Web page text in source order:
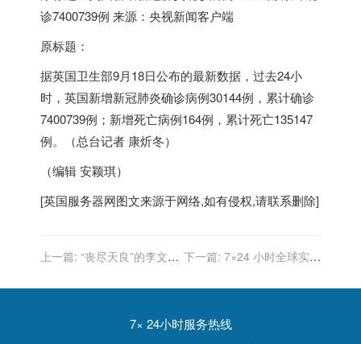
诊7400739例 来源：央视新闻客户端
原标题：
据英国卫生部9月18日公布的最新数据，过去24小
时， 英国新增新冠肺炎确诊病例30144例，累计确诊
7400739例；新增死亡病例164例，累计死亡135147
例。（总台记者 康炘冬）
（编辑 安颖琪）
[英国服务器网图文来源于网络,如有侵权,请联系删除]
上一篇: “丧尽天良”的李文浩 下一篇: 7×24 小时全球实时
7× 24小时服务热线